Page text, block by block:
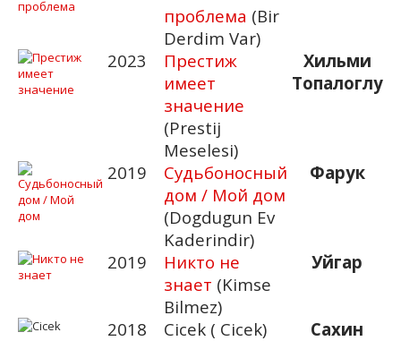
проблема (Bir
Derdim Var)
2023
Престиж
имеет
значение
(Prestij
Meselesi)
Хильми
Топалоглу
2019
Судьбоносный
дом / Мой дом
(Dogdugun Ev
Kaderindir)
Фарук
2019
Никто не
знает (Kimse
Bilmez)
Уйгар
2018 Cicek ( Cicek)
Сахин